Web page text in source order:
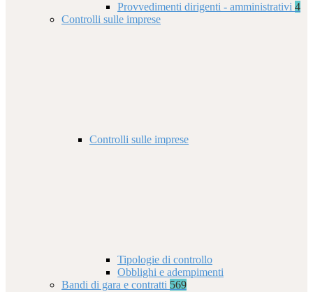
Provvedimenti dirigenti - amministrativi 4
Controlli sulle imprese
Controlli sulle imprese
Tipologie di controllo
Obblighi e adempimenti
Bandi di gara e contratti 569